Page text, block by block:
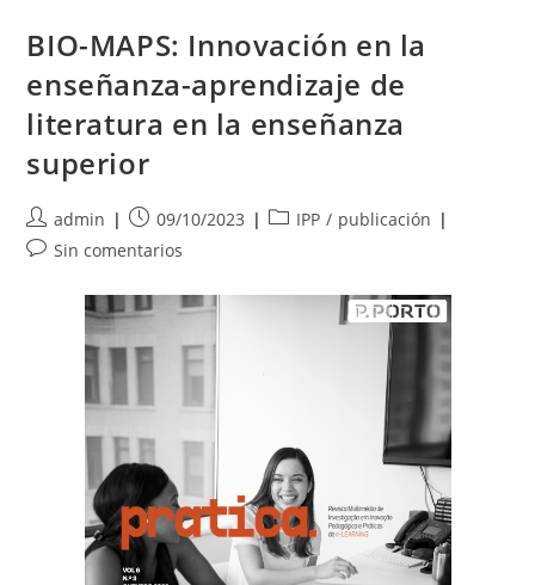
Real
Sociedad
BIO-MAPS: Innovación en la
enseñanza-aprendizaje de
literatura en la enseñanza
superior
Autor
de
entrada:
admin
Publicación
de
entrada:
09/10/2023
Categoría
entrada:
IPP / publicación
Comentarios
entrada:
Sin comentarios